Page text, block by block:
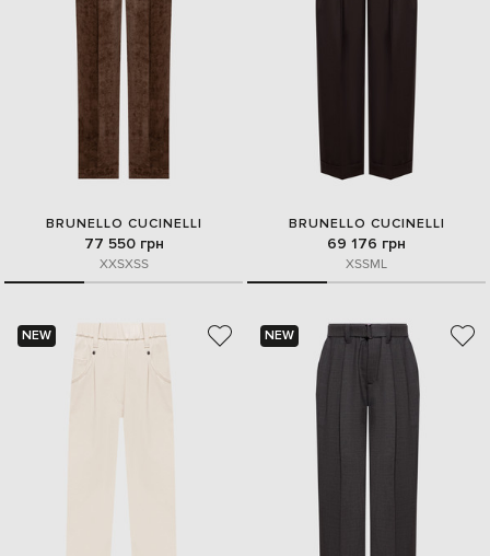
BRUNELLO CUCINELLI
77 550 грн
XXSXSS
BRUNELLO CUCINELLI
69 176 грн
XSSML
NEW NEW